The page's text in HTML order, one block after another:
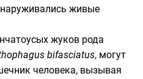
живые
жуков рода
bifasciatus, могут
человека, вызывая